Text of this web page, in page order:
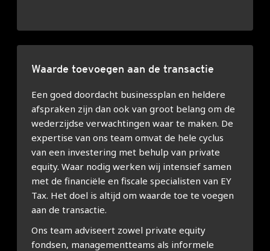
Waarde toevoegen aan de transactie
Een goed doordacht businessplan en heldere
afspraken zijn dan ook van groot belang om de
wederzijdse verwachtingen waar te maken. De
expertise van ons team omvat de hele cyclus
van een investering met behulp van private
equity. Waar nodig werken wij intensief samen
met de financiële en fiscale specialisten van EY
Tax. Het doel is altijd om waarde toe te voegen
aan de transactie.
Ons team adviseert zowel private equity
fondsen, managementteams als informele